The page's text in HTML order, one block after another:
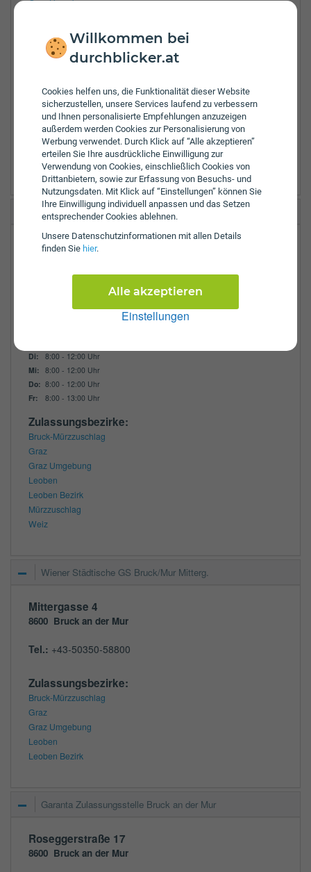
Willkommen bei
durchblicker.at
Cookies helfen uns, die Funktionalität dieser Website
sicherzustellen, unsere Services laufend zu verbessern
und Ihnen personalisierte Empfehlungen anzuzeigen
außerdem werden Cookies zur Personalisierung von
Werbung verwendet. Durch Klick auf “Alle akzeptieren”
erteilen Sie Ihre ausdrückliche Einwilligung zur
Verwendung von Cookies, einschließlich Cookies von
Drittanbietern, sowie zur Erfassung von Besuchs- und
Nutzungsdaten. Mit Klick auf “Einstellungen” können Sie
Ihre Einwilligung individuell anpassen und das Setzen
entsprechender Cookies ablehnen.
Unsere Daten­schutz­informationen mit allen Details
finden Sie hier.
Einstellungen
Alle akzeptieren
Graz Umgebung
Leoben
Liezen
Murtal
Murau
Mürzzuschlag
Südoststeiermark
Voitsberg
Weiz
Grazer Wechselseitige Bezirksbüro Bruck/Mur
Wienerstraße 60
+43-3862-52711
Di:
8:00 - 12:00 Uhr
Mi: 8:00 - 12:00 Uhr
Do: 8:00 - 12:00 Uhr
Fr:
8:00 - 13:00 Uhr
Zulassungsbezirke:
Bruck-Mürzzuschlag
Graz
Graz Umgebung
Leoben
Leoben Bezirk
Mürzzuschlag
Weiz
Wiener Städtische GS Bruck/Mur Mitterg.
Mittergasse 4
8600 Bruck an der Mur
Tel.: +43-50350-58800
Zulassungsbezirke:
Bruck-Mürzzuschlag
Graz
Graz Umgebung
Leoben
Leoben Bezirk
Garanta Zulassungsstelle Bruck an der Mur
Roseggerstraße 17
8600 Bruck an der Mur